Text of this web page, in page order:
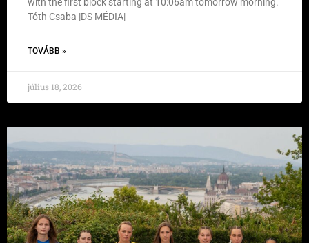
Tóth Csaba |DS MÉDIA|
TOVÁBB »
július 18, 2026